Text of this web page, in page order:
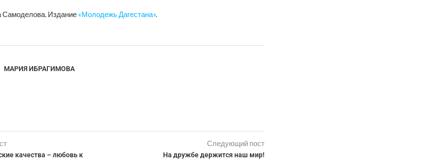
Самоделова. Издание «Молодежь Дагестана».
МАРИЯ ИБРАГИМОВА
качества – любовь к
Следующий пост
На дружбе держится наш мир!